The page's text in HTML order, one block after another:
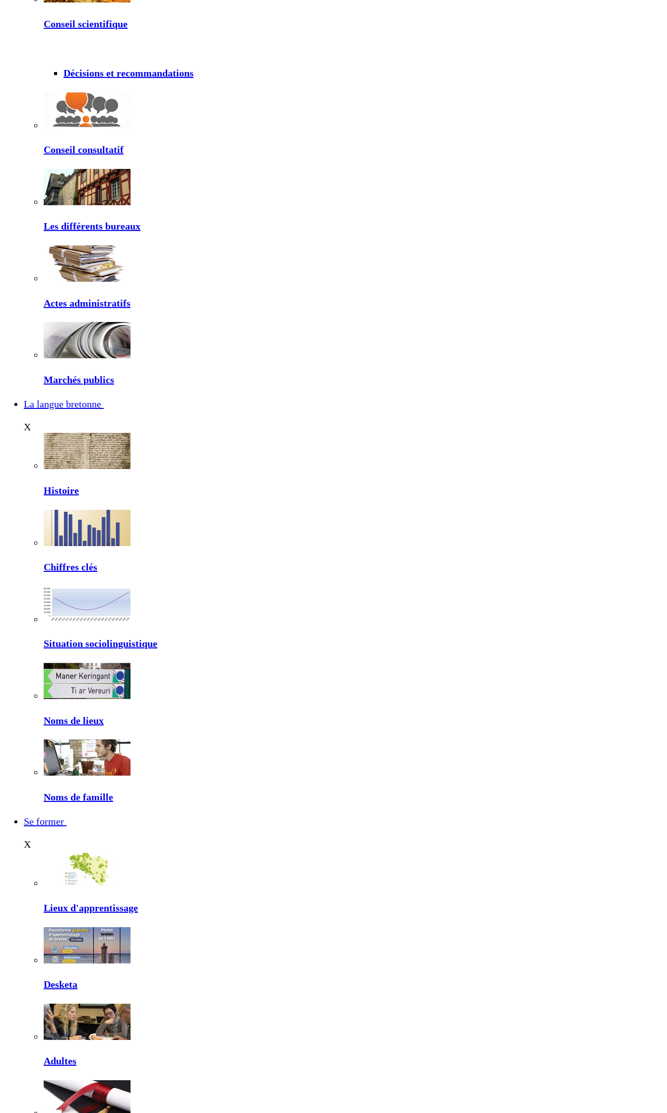
Conseil scientifique
Décisions et recommandations
Conseil consultatif
Les différents bureaux
Actes administratifs
Marchés publics
La langue bretonne
X
Histoire
Chiffres clés
Situation sociolinguistique
Noms de lieux
Noms de famille
Se former
X
Lieux d'apprentissage
Desketa
Adultes